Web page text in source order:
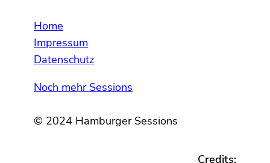
Home
Impressum
Datenschutz
Noch mehr Sessions
© 2024 Hamburger Sessions
Credits: